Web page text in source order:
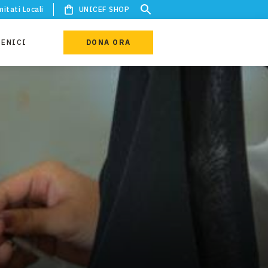
Locali UNICEF SHOP
DONA ORA